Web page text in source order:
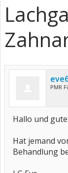
PMR
Hallo und
Hat jemand
Behandlung